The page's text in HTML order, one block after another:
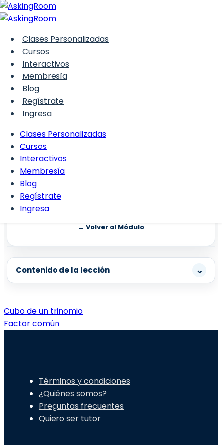
www.askingroom.com
Clases Personalizadas
Cursos
Interactivos
Membresía
Blog
Regístrate
Ingresa
Clases Personalizadas
Cursos
Interactivos
Membresía
Blog
Regístrate
Ingresa
Cocientes notables
Curso Interactivo de Álgebra > Módulo 2.
Productos y Cocientes Notables > Cocientes
notables
EN PROGRESO
← Volver al Módulo
Contenido de la lección ⌄
Navegación
de
Cubo de un trinomio
Factor común
Términos y condiciones
¿Quiénes somos?
Preguntas frecuentes
Quiero ser tutor